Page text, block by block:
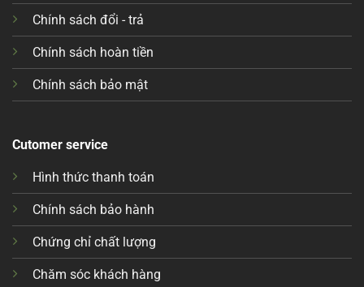
Chính sách đổi - trả
Chính sách hoàn tiền
Chính sách bảo mật
Cutomer service
Hình thức thanh toán
Chính sách bảo hành
Chứng chỉ chất lượng
Chăm sóc khách hàng